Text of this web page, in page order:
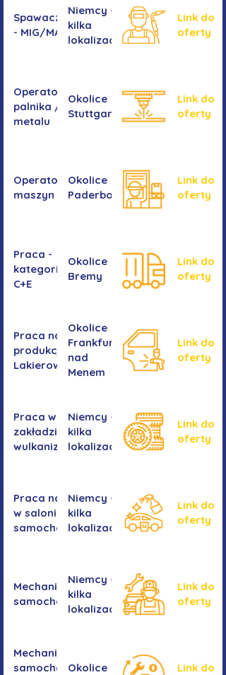
Spawacz/spawaczka
- MIG/MAG/TIG
Niemcy -
kilka
lokalizacji
Link do
oferty
Operator/operatorka
palnika / Cięcie
metalu
Okolice
Stuttgartu
Link do
oferty
Operator/operatorka
maszyn CNC
Okolice
Paderborn
Link do
oferty
Praca -
kategoria
C+E
Okolice
Bremy
Link do
oferty
Praca na
produkcji -
Lakierowanie
Okolice
Frankfurtu
nad
Menem
Link do
oferty
Praca w
zakładzie
wulkanizacyjnym
Niemcy -
kilka
lokalizacji
Link do
oferty
Praca na myjni
w salonie
samochodowym
Niemcy -
kilka
lokalizacji
Link do
oferty
Mechanika
samochodowa
Niemcy -
kilka
lokalizacji
Link do
oferty
Mechanika
samochodowa
Okolice
Link do